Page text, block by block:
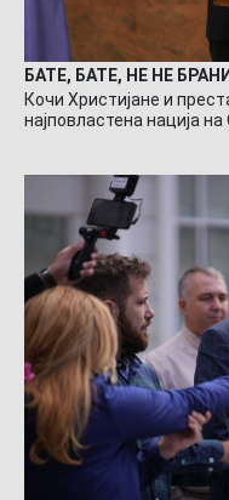
БАТЕ, БАТЕ, НЕ НЕ
Кочи Христијане и
најповластена нација